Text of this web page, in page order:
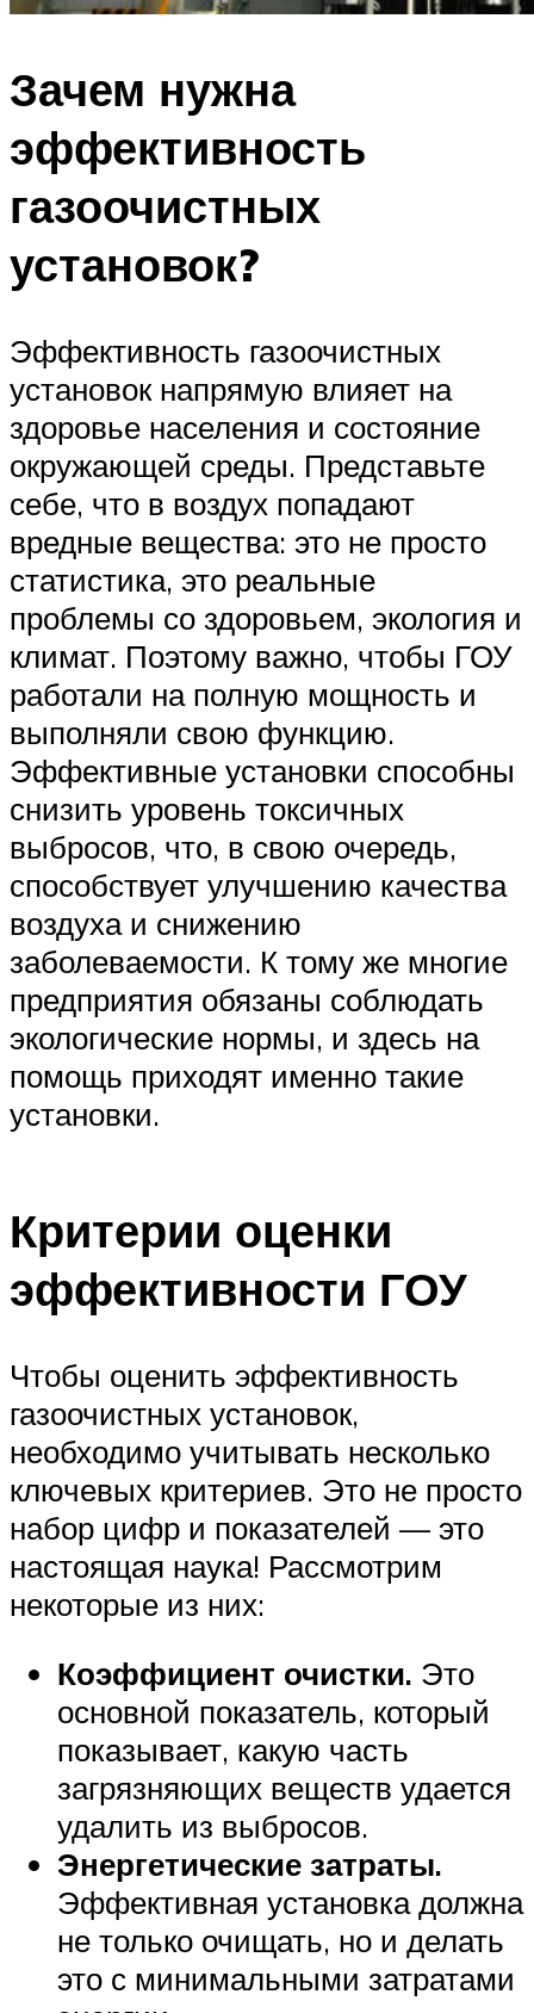
Зачем нужна
эффективность
газоочистных
установок?
Эффективность газоочистных
установок напрямую влияет на
здоровье населения и состояние
окружающей среды. Представьте
себе, что в воздух попадают
вредные вещества: это не просто
статистика, это реальные
проблемы со здоровьем, экология и
климат. Поэтому важно, чтобы ГОУ
работали на полную мощность и
выполняли свою функцию.
Эффективные установки способны
снизить уровень токсичных
выбросов, что, в свою очередь,
способствует улучшению качества
воздуха и снижению
заболеваемости. К тому же многие
предприятия обязаны соблюдать
экологические нормы, и здесь на
помощь приходят именно такие
установки.
Критерии оценки
эффективности ГОУ
Чтобы оценить эффективность
газоочистных установок,
необходимо учитывать несколько
ключевых критериев. Это не просто
набор цифр и показателей — это
настоящая наука! Рассмотрим
некоторые из них:
Коэффициент очистки. Это
основной показатель, который
показывает, какую часть
загрязняющих веществ удается
удалить из выбросов.
Энергетические затраты.
Эффективная установка должна
не только очищать, но и делать
это с минимальными затратами